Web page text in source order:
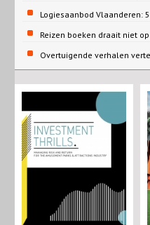
Logiesaanbod Vlaanderen:
Reizen boeken draait niet
Overtuigende verhalen